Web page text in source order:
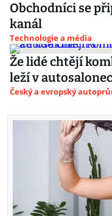
Obchodníci se
kanál
Technologie a média
Že lidé chtějí
leží v
Český a evropský